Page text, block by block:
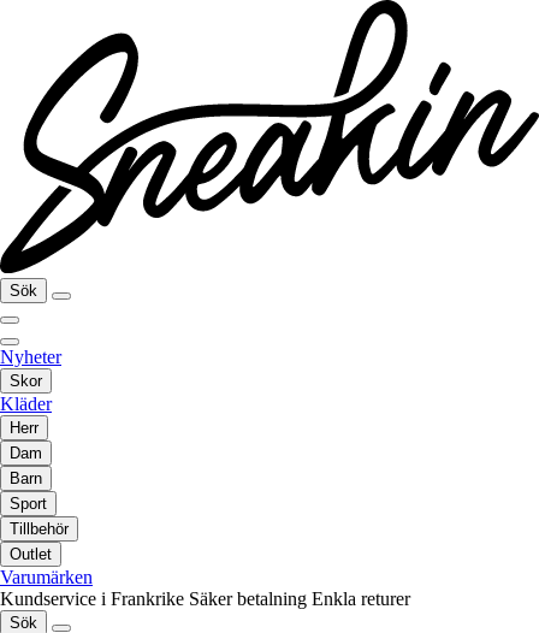
Sök
Nyheter
Skor
Kläder
Herr
Dam
Barn
Sport
Tillbehör
Outlet
Varumärken
Kundservice i Frankrike Säker betalning Enkla returer
Sök